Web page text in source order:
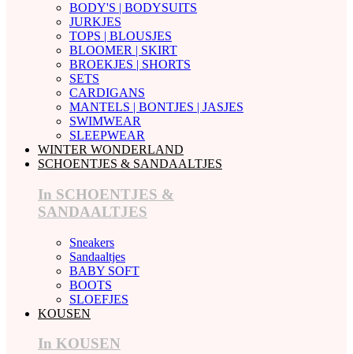
BODY'S | BODYSUITS
JURKJES
TOPS | BLOUSJES
BLOOMER | SKIRT
BROEKJES | SHORTS
SETS
CARDIGANS
MANTELS | BONTJES | JASJES
SWIMWEAR
SLEEPWEAR
WINTER WONDERLAND
SCHOENTJES & SANDAALTJES
In SCHOENTJES &
SANDAALTJES
Sneakers
Sandaaltjes
BABY SOFT
BOOTS
SLOEFJES
KOUSEN
In KOUSEN